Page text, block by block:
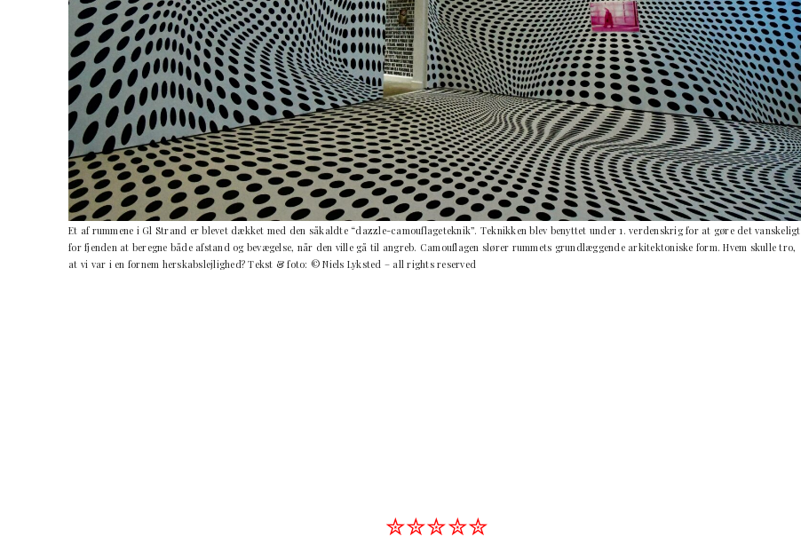
Et af rummene i Gl Strand er blevet dækket med den såkaldte “dazzle-camouflageteknik”. Teknikken blev benyttet under 1. verdenskrig for at gøre det vanskeligt
for fjenden at beregne både afstand og bevægelse, når den ville gå til angreb. Camouflagen slører rummets grundlæggende arkitektoniske form. Hvem skulle tro,
at vi var i en fornem herskabslejlighed? Tekst & foto: © Niels Lyksted – all rights reserved
✮✮✮✮✮